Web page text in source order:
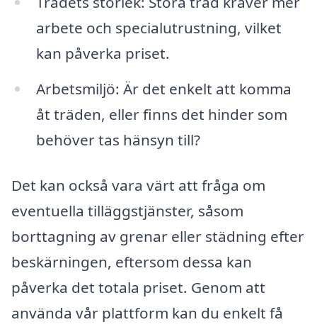
arbete och specialutrustning, vilket
kan påverka priset.
Arbetsmiljö: Är det enkelt att komma
åt träden, eller finns det hinder som
behöver tas hänsyn till?
Det kan också vara värt att fråga om
eventuella tilläggstjänster, såsom
borttagning av grenar eller städning efter
beskärningen, eftersom dessa kan
påverka det totala priset. Genom att
använda vår plattform kan du enkelt få